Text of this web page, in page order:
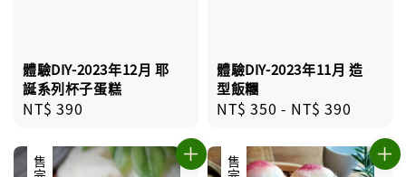
體驗DIY-2023年12月 耶
誕系列杯子蛋糕
Regular
NT$ 390
體驗DIY-2023年11月 造
型飯糰
Regular
NT$ 350 - NT$ 390
售完 優惠
售完